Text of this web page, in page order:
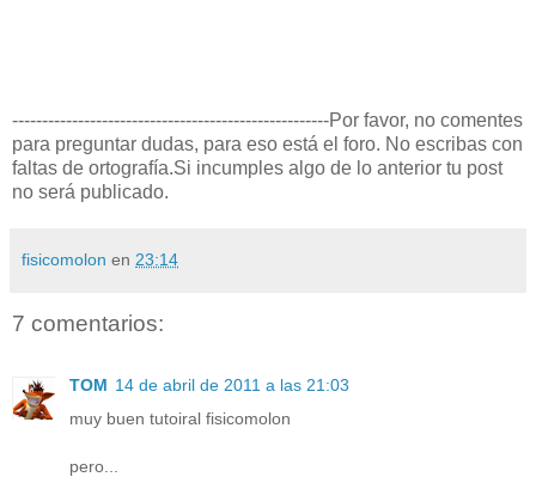
-----------------------------------------------------Por favor, no comentes
para preguntar dudas, para eso está el foro. No escribas con
faltas de ortografía.Si incumples algo de lo anterior tu post
no será publicado.
fisicomolon en 23:14
7 comentarios:
TOM 14 de abril de 2011 a las 21:03
muy buen tutoiral fisicomolon
pero...